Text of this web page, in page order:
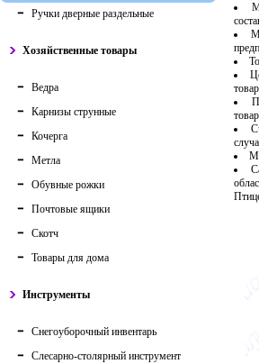
Ручки дверные раздельные
Хозяйственные товары
Ведра
Карнизы струнные
Кочерга
Метла
Обувные рожки
Почтовые ящики
Скотч
Товары для дома
Инструменты
Снегоуборочный инвентарь
Слесарно-столярный инструмент